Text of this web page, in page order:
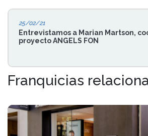
25/02/21
Entrevistamos a Marian Martson,
proyecto ANGELS FON
Franquicias